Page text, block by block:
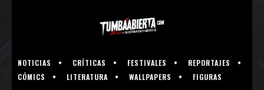
NOTICIAS CRÍTICAS FESTIVALES
REPORTAJES
CÓMICS
LITERATURA WALLPAPERS FIGURAS